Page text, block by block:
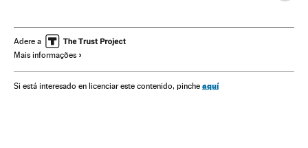
Oriente médio Guerra Ásia
Protestos sociais
Sociedade
Adere a
Mais informações
Si está interesado en licenciar este contenido, pinche aquí